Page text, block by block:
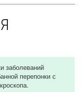
заболеваний
перепонки с